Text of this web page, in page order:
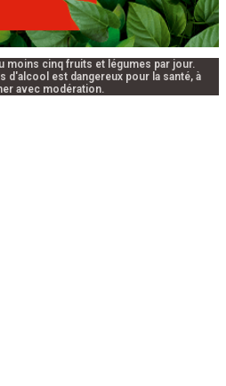
moins cinq fruits et légumes par jour.
d'alcool est dangereux pour la santé, à
avec modération.